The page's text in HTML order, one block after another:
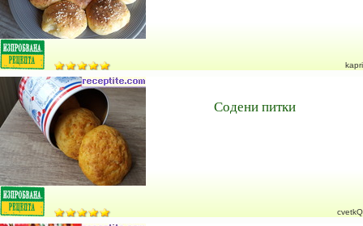
kapri
Содени питки
cvetkQ